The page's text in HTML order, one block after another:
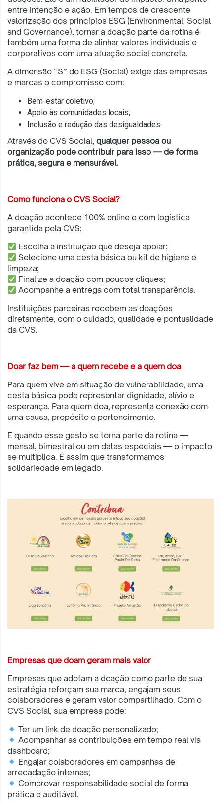
entre intenção e ação. Em tempos de crescente
valorização dos princípios ESG (Environmental, Social
and Governance), tornar a doação parte da rotina é
também uma forma de alinhar valores individuais e
corporativos com uma atuação social concreta.
A dimensão “S” do ESG (Social) exige das empresas
e marcas o compromisso com:
Bem-estar coletivo;
Apoio às comunidades locais;
Inclusão e redução das desigualdades.
Através do CVS Social, qualquer pessoa ou
organização pode contribuir para isso — de forma
prática, segura e mensurável.
Como funciona o CVS Social?
A doação acontece 100% online e com logística
garantida pela CVS:
Escolha a instituição que deseja apoiar;
Selecione uma cesta básica ou kit de higiene e
limpeza;
Finalize a doação com poucos cliques;
Acompanhe a entrega com total transparência.
Instituições parceiras recebem as doações
diretamente, com o cuidado, qualidade e pontualidade
da CVS.
Doar faz bem — a quem recebe e a quem doa
Para quem vive em situação de vulnerabilidade, uma
cesta básica pode representar dignidade, alívio e
esperança. Para quem doa, representa conexão com
uma causa, propósito e pertencimento.
E quando esse gesto se torna parte da rotina —
mensal, bimestral ou em datas especiais — o impacto
se multiplica. É assim que transformamos
solidariedade em legado.
Empresas que doam geram mais valor
Empresas que adotam a doação como parte de sua
estratégia reforçam sua marca, engajam seus
colaboradores e geram valor compartilhado. Com o
CVS Social, sua empresa pode:
Ter um link de doação personalizado;
Acompanhar as contribuições em tempo real via
dashboard;
Engajar colaboradores em campanhas de
arrecadação internas;
Comprovar responsabilidade social de forma
prática e auditável.